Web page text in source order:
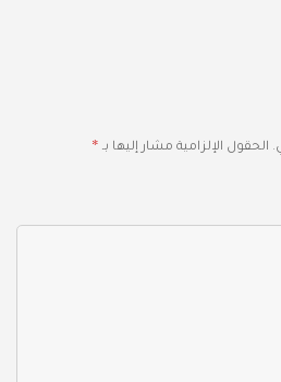
الحقول الإلزامية مشار إليها بـ *